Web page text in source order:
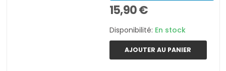
15,90 €
Disponibilité: En stock
AJOUTER AU PANIER